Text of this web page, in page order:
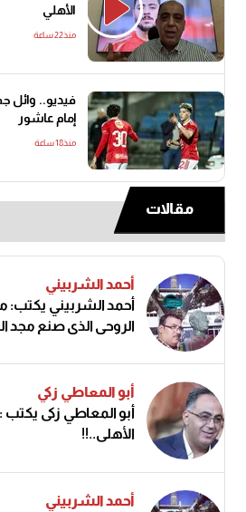
الأهلي
منذ22 ساعة
فيديو.. وائل
إمام عاشور
منذ18 ساعة
مقالات
أحمد الشربيني
أحمد الشربيني يكتب:
الروحي الذي صنع مجد
أبو المعاطي زكي
أبو المعاطي زكى يكتب :
الأهلى..!!
أحمد الشربيني